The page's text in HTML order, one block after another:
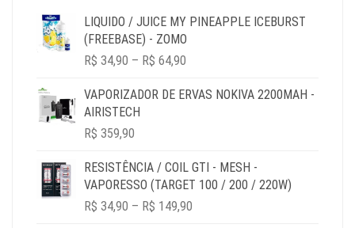
LIQUIDO / JUICE MY PINEAPPLE ICEBURST
(FREEBASE) - ZOMO
R$ 34,90 – R$ 64,90
R$ 34,90
VAPORIZADOR DE ERVAS NOKIVA 2200MAH -
AIRISTECH
R$ 359,90
RESISTÊNCIA / COIL GTI - MESH -
VAPORESSO (TARGET 100 / 200 / 220W)
R$ 34,90 – R$ 149,90